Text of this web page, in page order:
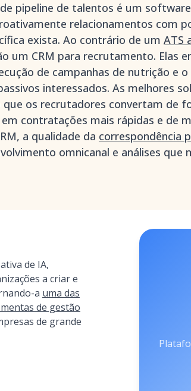
pipeline de talentos é um
relacionamentos com
exista. Ao contrário de um ATS
um CRM para recrutamento. Elas
de campanhas de nutrição e
interessados. As melhores
os recrutadores convertam de
contratações mais rápidas e de
a qualidade da correspondência
omnicanal e análises que
de IA,
a criar e
a uma das
de gestão
de grande